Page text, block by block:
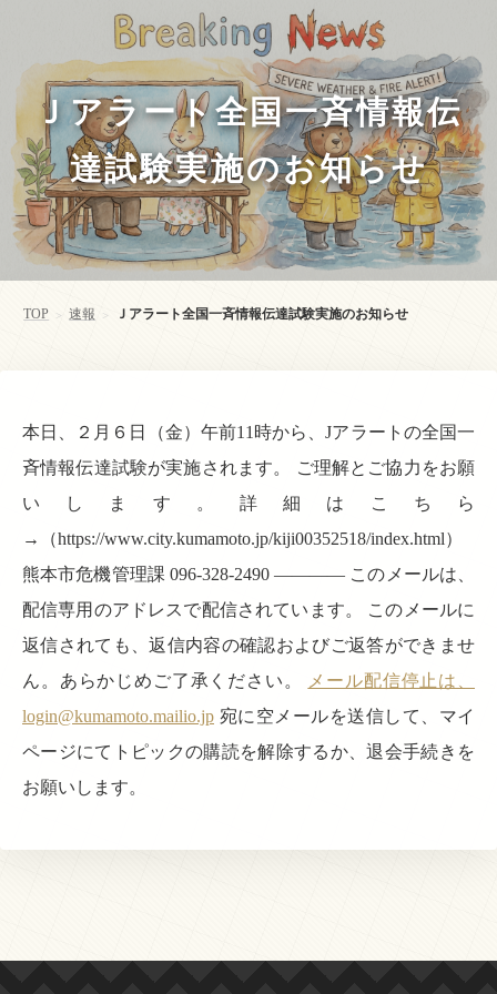
Ｊアラート全国一斉情報伝
達試験実施のお知らせ
TOP > 速報 > Ｊアラート全国一斉情報伝達試験実施のお知らせ
本日、２月６日（金）午前11時から、Jアラートの全国一
斉情報伝達試験が実施されます。 ご理解とご協力をお願
いします。詳細はこちら
→（https://www.city.kumamoto.jp/kiji00352518/index.html）
熊本市危機管理課 096-328-2490 ———— このメールは、
配信専用のアドレスで配信されています。 このメールに
返信されても、返信内容の確認およびご返答ができませ
ん。あらかじめご了承ください。
メール配信停止は、
login@kumamoto.mailio.jp 宛に空メールを送信して、マイ
ページにてトピックの購読を解除するか、退会手続きを
お願いします。